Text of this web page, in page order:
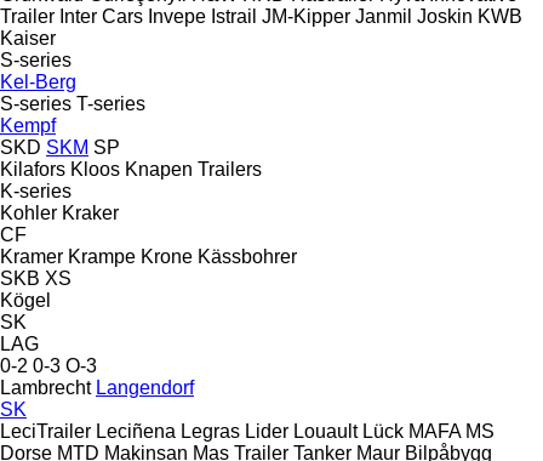
Trailer Inter Cars Invepe Istrail JM-Kipper Janmil Joskin KWB
Kaiser
S-series
Kel-Berg
S-series T-series
Kempf
SKD SKM SP
Kilafors Kloos Knapen Trailers
K-series
Kohler Kraker
CF
Kramer Krampe Krone Kässbohrer
SKB XS
Kögel
SK
LAG
0-2 0-3 O-3
Lambrecht Langendorf
SK
LeciTrailer Leciñena Legras Lider Louault Lück MAFA MS
Dorse MTD Makinsan Mas Trailer Tanker Maur Bilpåbygg